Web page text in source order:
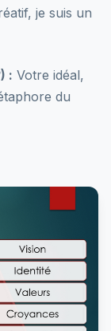
je suis un
: Votre idéal,
du